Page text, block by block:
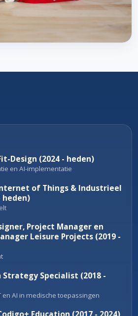
Design (2024 - heden)
en AI-implementatie
of Things & Industrieel
heden)
Project Manager en
Leisure Projects (2019 -
Specialist (2018 -
en AI in medische toepassingen